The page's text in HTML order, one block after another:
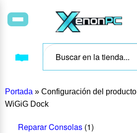
Portada » Configuración del producto
WiGiG Dock
Reparar Consolas (1)